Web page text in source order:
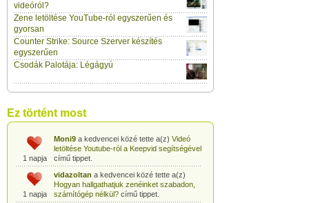
videóról?
Zene letöltése YouTube-ról egyszerűen és
gyorsan
Counter Strike: Source Szerver készítés
egyszerűen
Csodák Palotája: Légágyú
Ez történt most
1 napja
című tippet.
1 napja
Hogyan készítsünk fűszeres-paradicsomos
pennét?
1 napja
gabor733a kedvencei közé tette a(z)
hónapos kortólcímű tippet.
1 napja
Babakonyha - Alma-banán püré készítése
egyszerűencímű tippet.
1 napja
Moni9a kedvencei közé tette a(z) Videó
letöltése Youtube-ról a Keepvid segítségével
című tippet.
1 napja
vidazoltan a kedvencei közé tette a(z)
Hogyan hallgathatjuk zenéinket szabadon,
számítógép nélkül?című tippet.